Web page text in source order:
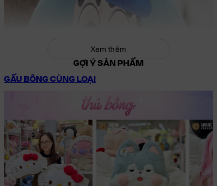
Xem thêm
GỢI Ý SẢN PHẨM
GẤU BÔNG CÙNG LOẠI